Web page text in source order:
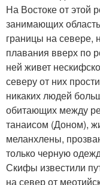
На Востоке от этой
занимающих
границы на севере,
плавания вверх по
ней живет
северу от них
никаких людей
обитающих между
танаисом (Доном),
меланхлены,
только черную
Скифы известили
на север от